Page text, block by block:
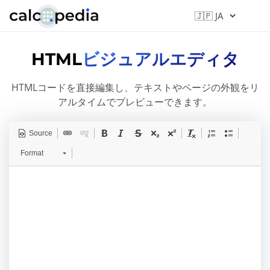
HTMLビジュアルエディタ
HTMLコードを直接編集し、テキストやページの外観をリ
アルタイムでプレビューできます。
Source
Format